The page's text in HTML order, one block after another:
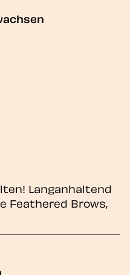
Langanhaltend
Feathered Brows,